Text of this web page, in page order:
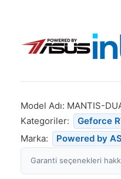
Model Adı: MANTIS-
Kategoriler:
Geforce
Marka:
Powered by
Garanti seçenekleri